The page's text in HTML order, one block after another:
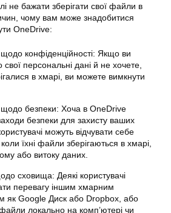
не бажати зберігати свої файли в
чому вам може знадобитися
OneDrive:
конфіденційності: Якщо ви
свої персональні дані й не хочете,
в хмарі, ви можете вимкнути
безпеки: Хоча в OneDrive
безпеки для захисту ваших
можуть відчувати себе
їхні файли зберігаються в хмарі,
або витоку даних.
сховища: Деякі користувачі
перевагу іншим хмарним
як Google Диск або Dropbox, або
файли локально на комп’ютері чи